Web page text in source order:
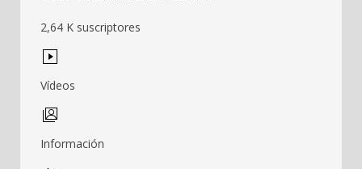
2,64 K suscriptores
Vídeos
Información